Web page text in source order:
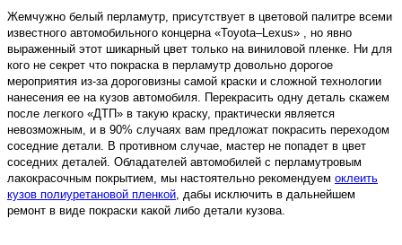
Жемчужно белый перламутр, присутствует в цветовой палитре всеми
известного автомобильного концерна «Toyota–Lexus» , но явно
выраженный этот шикарный цвет только на виниловой пленке. Ни для
кого не секрет что покраска в перламутр довольно дорогое
мероприятия из-за дороговизны самой краски и сложной технологии
нанесения ее на кузов автомобиля. Перекрасить одну деталь скажем
после легкого «ДТП» в такую краску, практически является
невозможным, и в 90% случаях вам предложат покрасить переходом
соседние детали. В противном случае, мастер не попадет в цвет
соседних деталей. Обладателей автомобилей с перламутровым
лакокрасочным покрытием, мы настоятельно рекомендуем оклеить
кузов полиуретановой пленкой, дабы исключить в дальнейшем
ремонт в виде покраски какой либо детали кузова.